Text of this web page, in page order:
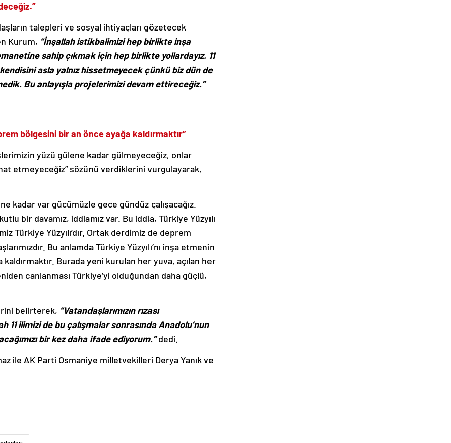
talepleri ve sosyal ihtiyaçları gözetecek
Kurum, “İnşallah istikbalimizi hep birlikte inşa
sahip çıkmak için hep birlikte yollardayız. 11
asla yalnız hissetmeyecek çünkü biz dün de
Bu anlayışla projelerimizi devam ettireceğiz.”
bölgesini bir an önce ayağa kaldırmaktır”
yüzü gülene kadar gülmeyeceğiz, onlar
etmeyeceğiz” sözünü verdiklerini vurgulayarak,
kadar var gücümüzle gece gündüz çalışacağız.
bir davamız, iddiamız var. Bu iddia, Türkiye Yüzyılı
Türkiye Yüzyılı’dır. Ortak derdimiz de deprem
Bu anlamda Türkiye Yüzyılı’nı inşa etmenin
Burada yeni kurulan her yuva, açılan her
canlanması Türkiye’yi olduğundan daha güçlü,
belirterek, “Vatandaşlarımızın rızası
ilimizi de bu çalışmalar sonrasında Anadolu’nun
bir kez daha ifade ediyorum.”dedi.
ile AK Parti Osmaniye milletvekilleri Derya Yanık ve